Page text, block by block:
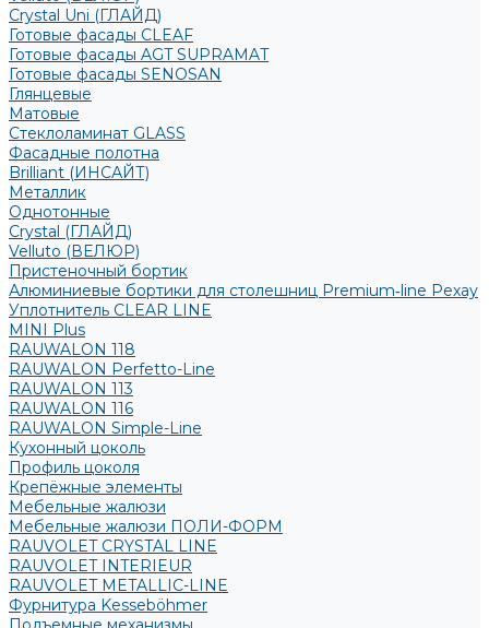
Crystal Uni (ГЛАЙД)
Готовые фасады CLEAF
Готовые фасады AGT SUPRAMAT
Готовые фасады SENOSAN
Глянцевые
Матовые
Стеклоламинат GLASS
Фасадные полотна
Brilliant (ИНСАЙТ)
Металлик
Однотонные
Crystal (ГЛАЙД)
Velluto (ВЕЛЮР)
Пристеночный бортик
Алюминиевые бортики для столешниц Premium‑line Рехау
Уплотнитель CLEAR LINE
MINI Plus
RAUWALON 118
RAUWALON Perfetto-Line
RAUWALON 113
RAUWALON 116
RAUWALON Simple-Line
Кухонный цоколь
Профиль цоколя
Крепёжные элементы
Мебельные жалюзи
Мебельные жалюзи ПОЛИ-ФОРМ
RAUVOLET CRYSTAL LINE
RAUVOLET INTERIEUR
RAUVOLET METALLIC-LINE
Фурнитура Kesseböhmer